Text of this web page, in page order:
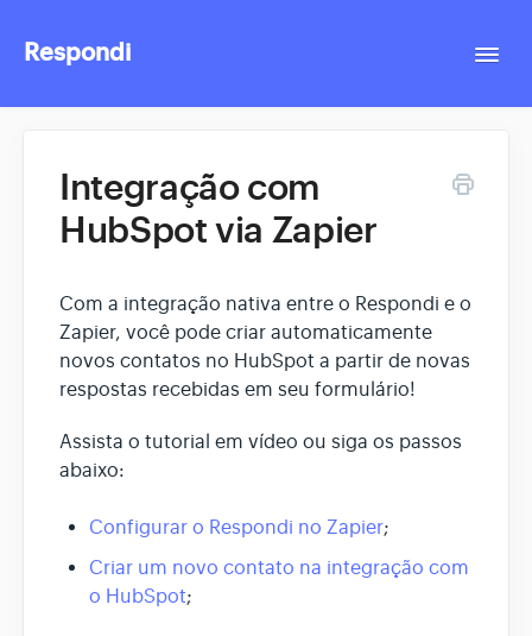
Respondi
Integração com
HubSpot via Zapier
Com a integração nativa entre o Respondi e o
Zapier, você pode criar automaticamente
novos contatos no HubSpot a partir de novas
respostas recebidas em seu formulário!
Assista o tutorial em vídeo ou siga os passos
abaixo:
Configurar o Respondi no Zapier;
Criar um novo contato na integração com
o HubSpot;